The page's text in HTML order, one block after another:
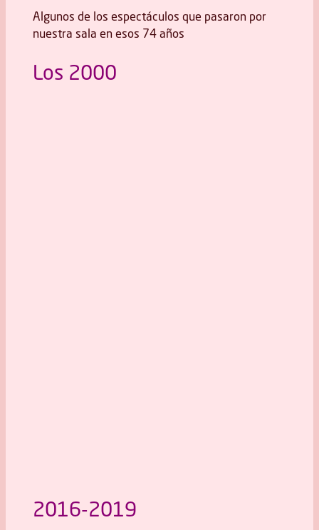
Algunos de los espectáculos que pasaron por
nuestra sala en esos 74 años
Los 2000
2016-2019